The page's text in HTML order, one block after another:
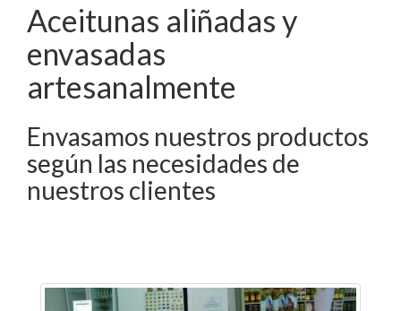
Aceitunas aliñadas y
envasadas
artesanalmente
Envasamos nuestros productos
según las necesidades de
nuestros clientes